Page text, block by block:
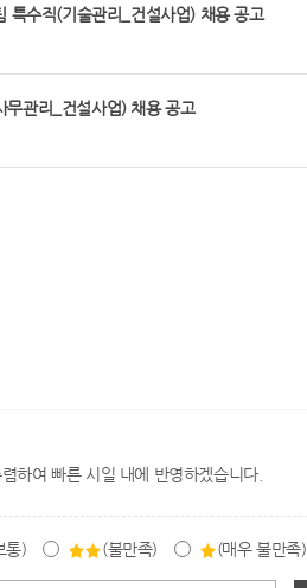
특수직(기술관리_건설사업) 채용 공고
무관리_건설사업) 채용 공고
하여 빠른 시일 내에 반영하겠습니다.
통) (불만족) (매우 불만족)